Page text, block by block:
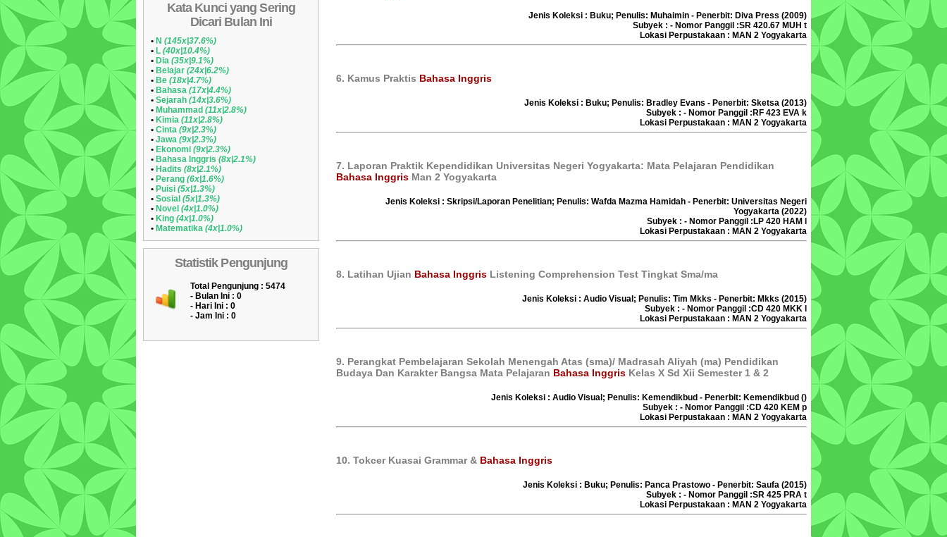
Kata Kunci yang Sering
Dicari Bulan Ini
• N (145x|37.6%)
• L (40x|10.4%)
• Dia (35x|9.1%)
• Belajar (24x|6.2%)
• Be (18x|4.7%)
• Bahasa (17x|4.4%)
• Sejarah (14x|3.6%)
• Muhammad (11x|2.8%)
• Kimia (11x|2.8%)
• Cinta (9x|2.3%)
• Jawa (9x|2.3%)
• Ekonomi (9x|2.3%)
• Bahasa Inggris (8x|2.1%)
• Hadits (8x|2.1%)
• Perang (6x|1.6%)
• Puisi (5x|1.3%)
• Sosial (5x|1.3%)
• Novel (4x|1.0%)
• King (4x|1.0%)
• Matematika (4x|1.0%)
Statistik Pengunjung
Total Pengunjung : 5474
- Bulan Ini : 0
- Hari Ini : 0
- Jam Ini : 0
Jenis Koleksi : Buku; Penulis: Muhaimin - Penerbit: Diva Press (2009)
Subyek : - Nomor Panggil :SR 420.67 MUH t
Lokasi Perpustakaan : MAN 2 Yogyakarta
6. Kamus Praktis Bahasa Inggris
Jenis Koleksi : Buku; Penulis: Bradley Evans - Penerbit: Sketsa (2013)
Subyek : - Nomor Panggil :RF 423 EVA k
Lokasi Perpustakaan : MAN 2 Yogyakarta
7. Laporan Praktik Kependidikan Universitas Negeri Yogyakarta: Mata Pelajaran Pendidikan
Bahasa Inggris Man 2 Yogyakarta
Jenis Koleksi : Skripsi/Laporan Penelitian; Penulis: Wafda Mazma Hamidah - Penerbit: Universitas Negeri
Yogyakarta (2022)
Subyek : - Nomor Panggil :LP 420 HAM l
Lokasi Perpustakaan : MAN 2 Yogyakarta
8. Latihan Ujian Bahasa Inggris Listening Comprehension Test Tingkat Sma/ma
Jenis Koleksi : Audio Visual; Penulis: Tim Mkks - Penerbit: Mkks (2015)
Subyek : - Nomor Panggil :CD 420 MKK l
Lokasi Perpustakaan : MAN 2 Yogyakarta
9. Perangkat Pembelajaran Sekolah Menengah Atas (sma)/ Madrasah Aliyah (ma) Pendidikan
Budaya Dan Karakter Bangsa Mata Pelajaran Bahasa Inggris Kelas X Sd Xii Semester 1 & 2
Jenis Koleksi : Audio Visual; Penulis: Kemendikbud - Penerbit: Kemendikbud ()
Subyek : - Nomor Panggil :CD 420 KEM p
Lokasi Perpustakaan : MAN 2 Yogyakarta
10. Tokcer Kuasai Grammar & Bahasa Inggris
Jenis Koleksi : Buku; Penulis: Panca Prastowo - Penerbit: Saufa (2015)
Subyek : - Nomor Panggil :SR 425 PRA t
Lokasi Perpustakaan : MAN 2 Yogyakarta